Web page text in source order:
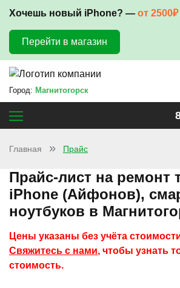
Хочешь новый iPhone? — от
Перейти в магазин
Город: Магнитогорск
Главная Прайс
Прайс-лист на ремонт
iPhone (Айфонов),
ноутбуков в
Цены указаны без учёта
Свяжитесь с нами, чтобы узнать
стоимость.